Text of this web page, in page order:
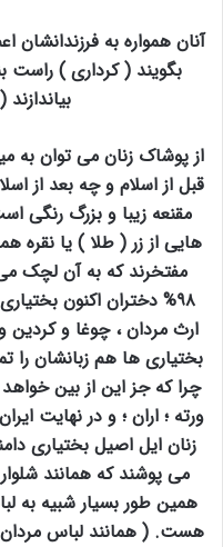
آنان همواره به
بگویند ( کرداری )
از پوشاک زنان می توان
قبل از اسلام و چه بعد از
مقنعه زیبا و بزرگ رنگی
هایی از زر ( طلا ) یا نقره
مفتخرند که به آن لچک می
۹۸% دختران اکنون
ارث مردان ، چوغا و
بختیاری ها هم زبانشان را
چرا که جز این از بین خواهد
ورته ؛ اران ؛ و در نهایت
زنان ایل اصیل بختیاری
می پوشند که همانند
همین طور بسیار شبیه به
هست. ( همانند لباس